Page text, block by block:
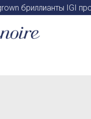
бриллианты IGI